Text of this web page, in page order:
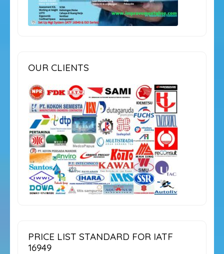
OUR CLIENTS
PRICE LIST STANDARD FOR IATF
16949